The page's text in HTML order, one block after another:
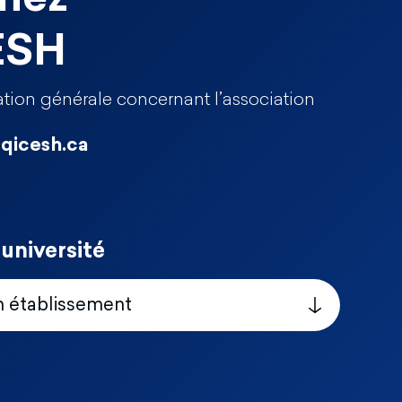
générale concernant l’association
établissement